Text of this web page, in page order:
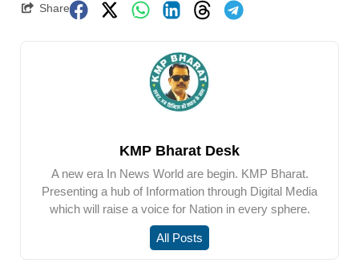
Share
KMP Bharat Desk
A new era In News World are begin. KMP Bharat.
Presenting a hub of Information through Digital Media
which will raise a voice for Nation in every sphere.
All Posts